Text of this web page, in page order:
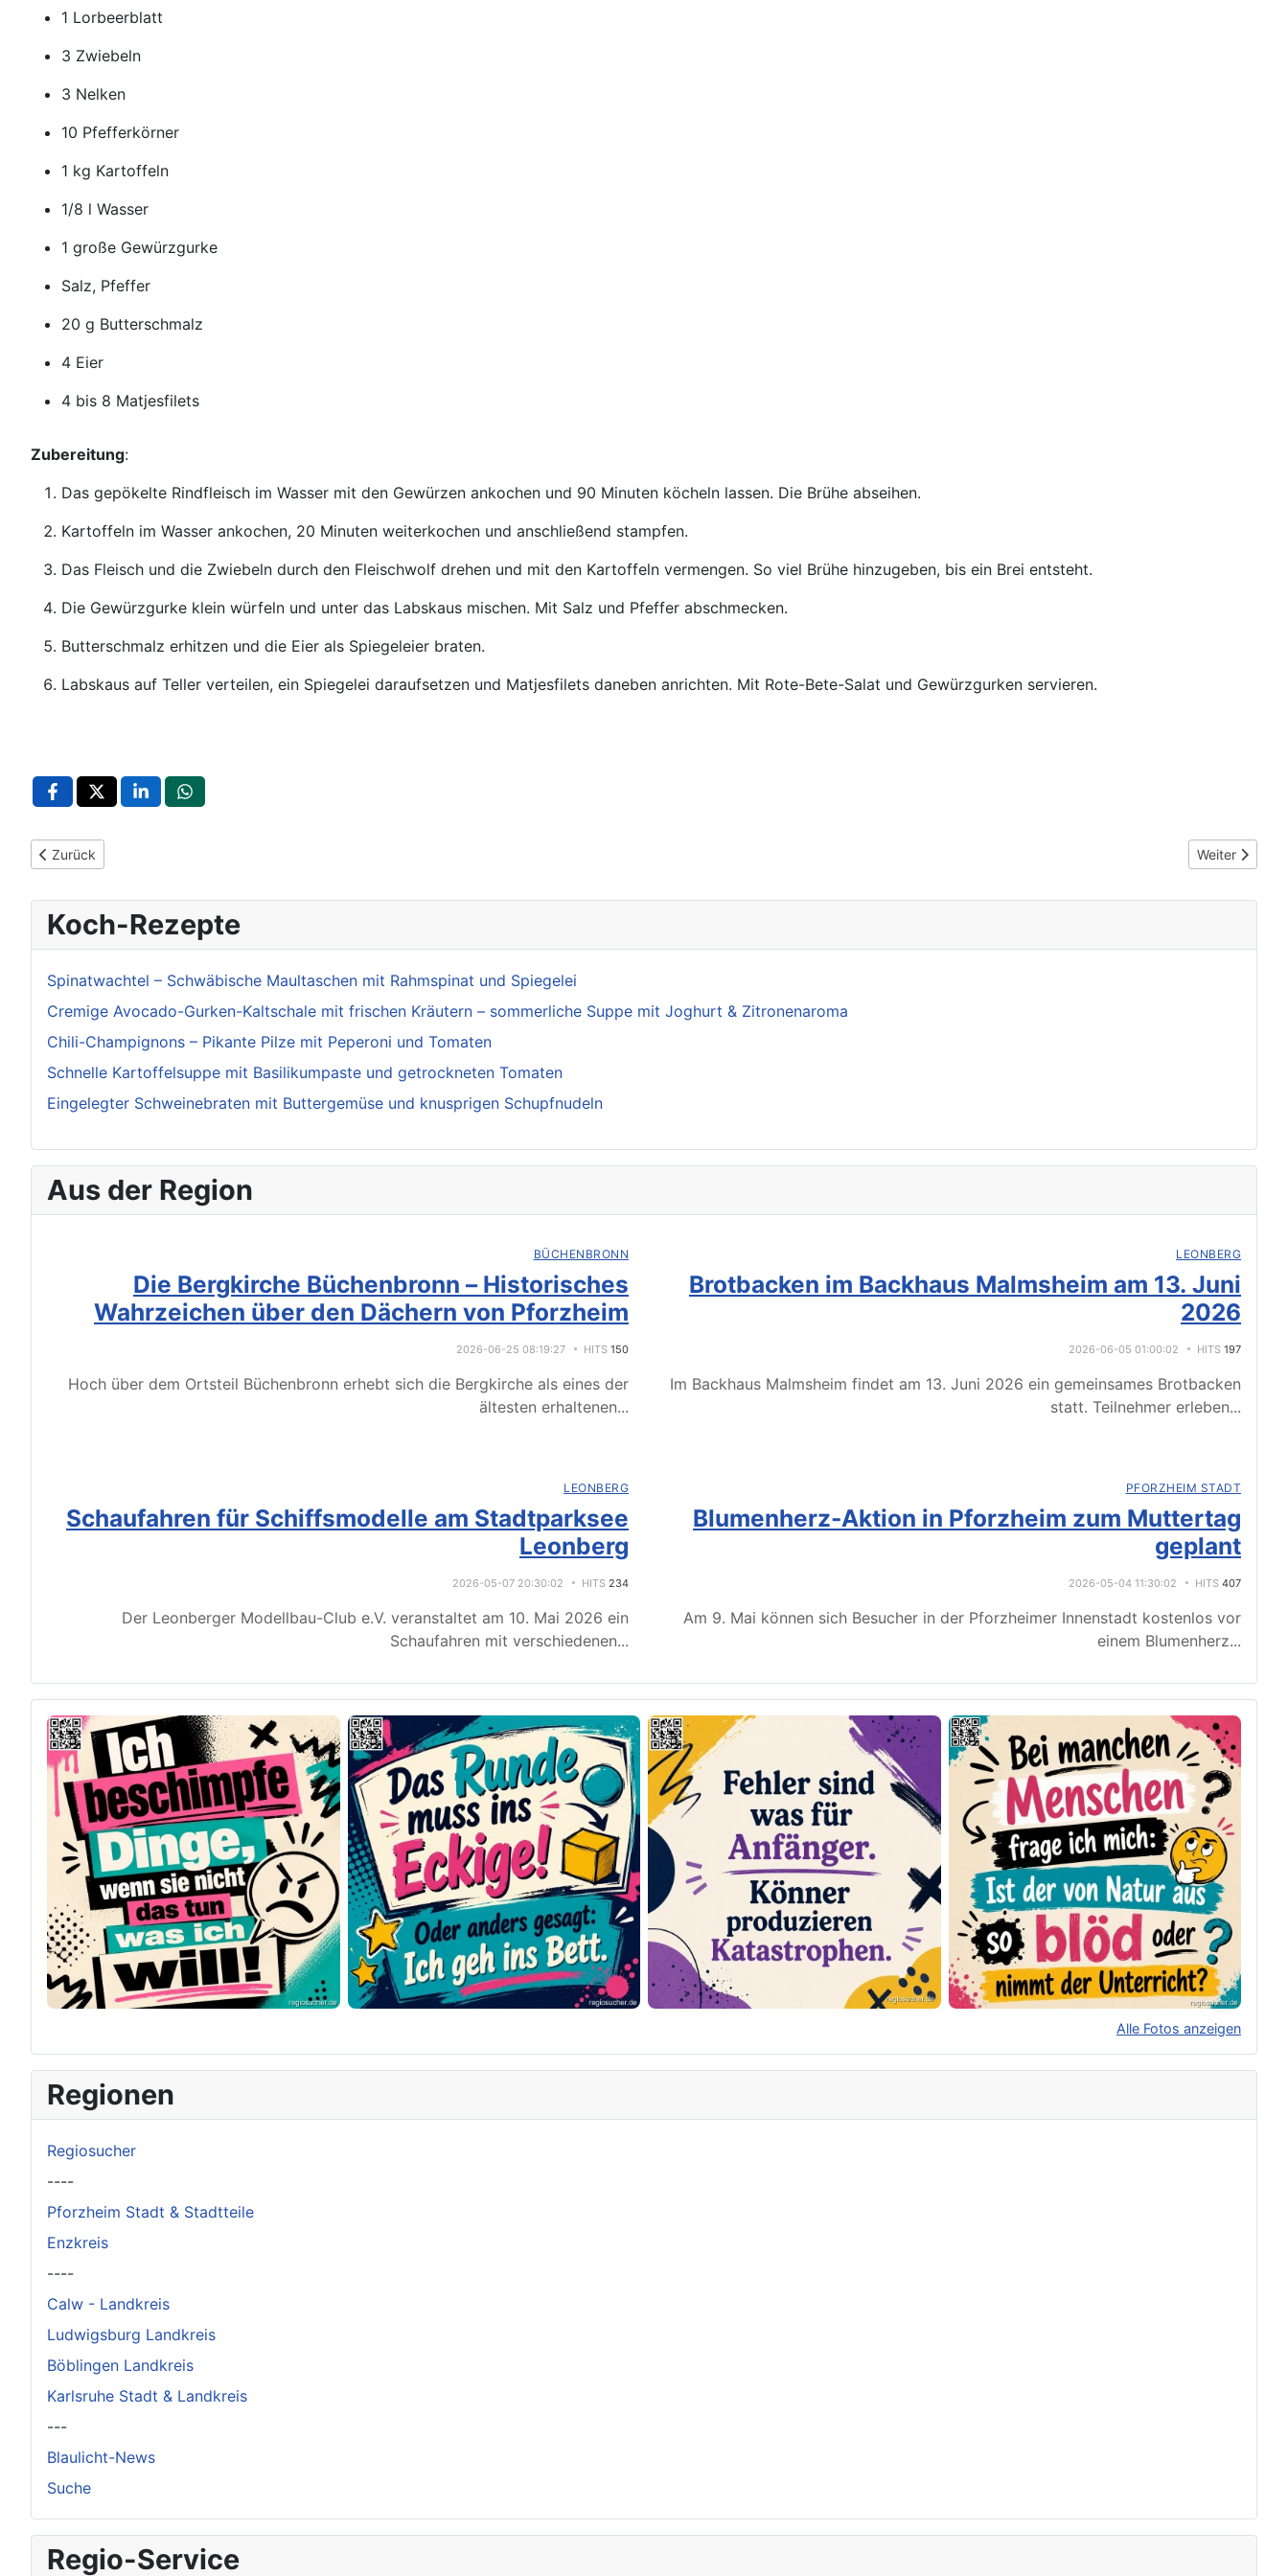
1 Lorbeerblatt
3 Zwiebeln
3 Nelken
10 Pfefferkörner
1 kg Kartoffeln
1/8 l Wasser
1 große Gewürzgurke
Salz, Pfeffer
20 g Butterschmalz
4 Eier
4 bis 8 Matjesfilets
Zubereitung:
Das gepökelte Rindfleisch im Wasser mit den Gewürzen ankochen und 90 Minuten köcheln lassen. Die Brühe abseihen.
Kartoffeln im Wasser ankochen, 20 Minuten weiterkochen und anschließend stampfen.
Das Fleisch und die Zwiebeln durch den Fleischwolf drehen und mit den Kartoffeln vermengen. So viel Brühe hinzugeben, bis ein Brei entsteht.
Die Gewürzgurke klein würfeln und unter das Labskaus mischen. Mit Salz und Pfeffer abschmecken.
Butterschmalz erhitzen und die Eier als Spiegeleier braten.
Labskaus auf Teller verteilen, ein Spiegelei daraufsetzen und Matjesfilets daneben anrichten. Mit Rote-Bete-Salat und Gewürzgurken servieren.
Vorheriger Beitrag: Spargel-Pastete mit Morcheln und Rührei
Zurück Nächster
Weiter
Koch-Rezepte
Spinatwachtel – Schwäbische Maultaschen mit Rahmspinat und Spiegelei
Cremige Avocado-Gurken-Kaltschale mit frischen Kräutern – sommerliche Suppe mit Joghurt & Zitronenaroma
Chili-Champignons – Pikante Pilze mit Peperoni und Tomaten
Schnelle Kartoffelsuppe mit Basilikumpaste und getrockneten Tomaten
Eingelegter Schweinebraten mit Buttergemüse und knusprigen Schupfnudeln
Aus der Region
BÜCHENBRONN
Die Bergkirche Büchenbronn – Historisches
Wahrzeichen über den Dächern von Pforzheim
2026-06-25 08:19:27 HITS 150
Hoch über dem Ortsteil Büchenbronn erhebt sich die Bergkirche als eines der
ältesten erhaltenen...
LEONBERG
Brotbacken im Backhaus Malmsheim am 13. Juni
2026
2026-06-05 01:00:02 HITS 197
Im Backhaus Malmsheim findet am 13. Juni 2026 ein gemeinsames Brotbacken
statt. Teilnehmer erleben...
LEONBERG
Schaufahren für Schiffsmodelle am Stadtparksee
Leonberg
2026-05-07 20:30:02 HITS 234
Der Leonberger Modellbau-Club e.V. veranstaltet am 10. Mai 2026 ein
Schaufahren mit verschiedenen...
PFORZHEIM STADT
Blumenherz-Aktion in Pforzheim zum Muttertag
geplant
2026-05-04 11:30:02 HITS 407
Am 9. Mai können sich Besucher in der Pforzheimer Innenstadt kostenlos vor
einem Blumenherz...
Alle Fotos anzeigen
Original herunterladen
Regionen
Regiosucher
----
Pforzheim Stadt & Stadtteile
Enzkreis
----
Calw - Landkreis
Ludwigsburg Landkreis
Böblingen Landkreis
Karlsruhe Stadt & Landkreis
---
Blaulicht-News
Suche
Regio-Service